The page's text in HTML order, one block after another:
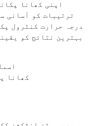
اپنی کھانا
ترتیبات کو آسانی
درجہ حرارت کنٹرول
بہترین نتائج کو